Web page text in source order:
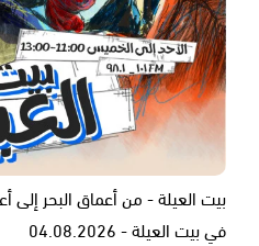
بيت العيلة - من أعماق البحر إلى
في بيت العيلة - 04.08.2026